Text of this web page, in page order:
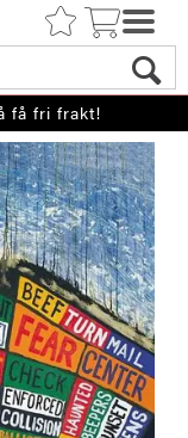
få fri frakt!